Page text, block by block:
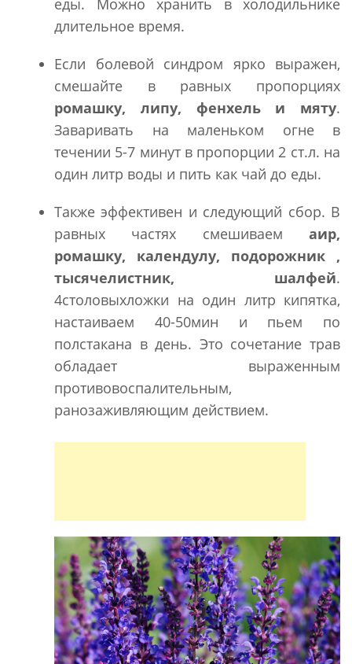
еды. Можно хранить в холодильнике
длительное время.
Если болевой синдром ярко выражен,
смешайте в равных пропорциях
ромашку, липу, фенхель и мяту.
Заваривать на маленьком огне в
течении 5-7 минут в пропорции 2 ст.л. на
один литр воды и пить как чай до еды.
Также эффективен и следующий сбор. В
равных частях смешиваем аир,
ромашку, календулу, подорожник ,
тысячелистник, шалфей.
4столовыхложки на один литр кипятка,
настаиваем 40-50мин и пьем по
полстакана в день. Это сочетание трав
обладает выраженным
противовоспалительным,
ранозаживляющим действием.